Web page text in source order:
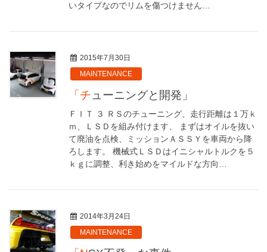
いタイプなのでリムを傷つけません…
2015年7月30日
MAINTENANCE
「チューニングと開発」
ＦＩＴ ３ ＲＳのチューニング、走行距離は１万ｋ
ｍ、ＬＳＤを組み付けます、 まずはオイルを抜い
て廃油を点検、ミッションＡＳＳＹを車両から降
ろします。 機械式ＬＳＤはイニシャルトルクを５
ｋｇに調整、利き始めをマイルドな方向…
2014年3月24日
MAINTENANCE